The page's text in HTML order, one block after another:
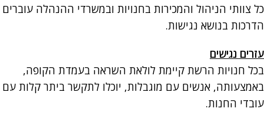
כל צוותי הניהול והמכירות בחנויות ובמשרדי ההנהלה עוברים
הדרכות בנושא נגישות.
עזרים נגישים
בכל חנויות הרשת קיימת לולאת השראה בעמדת הקופה,
באמצעותה, אנשים עם מוגבלות, יוכלו לתקשר ביתר קלות עם
עובדי החנות.